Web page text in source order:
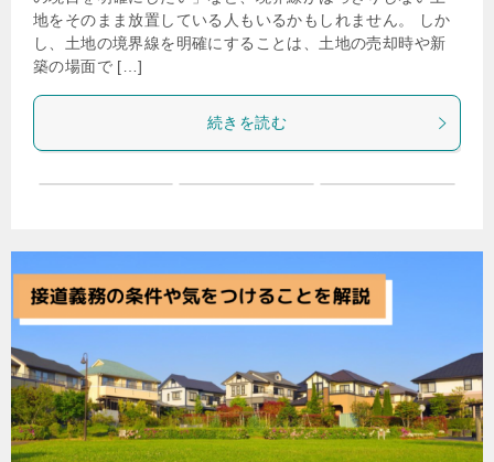
地をそのまま放置している人もいるかもしれません。 しか
し、土地の境界線を明確にすることは、土地の売却時や新
築の場面で […]
続きを読む